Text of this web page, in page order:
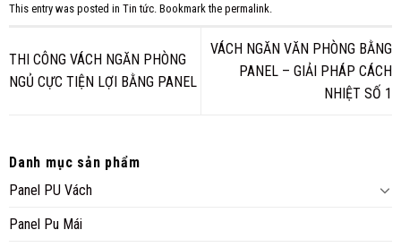
This entry was posted in Tin tức . Bookmark the permalink
THI CÔNG VÁCH NGĂN PHÒNG
NGỦ CỰC TIỆN LỢI BẰNG PANEL
VÁCH NGĂN VĂN PHÒNG BẰNG
PANEL – GIẢI PHÁP CÁCH
NHIỆT SỐ 1
Danh mục sản phẩm
Panel PU Vách
Panel Pu Mái